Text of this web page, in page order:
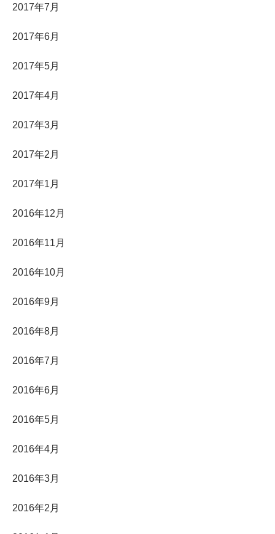
2017年7月
2017年6月
2017年5月
2017年4月
2017年3月
2017年2月
2017年1月
2016年12月
2016年11月
2016年10月
2016年9月
2016年8月
2016年7月
2016年6月
2016年5月
2016年4月
2016年3月
2016年2月